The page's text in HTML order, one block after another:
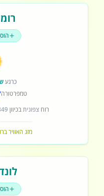
כרגע
טמפרטורה
רוחצפוניתבכיוון
מזג האוויר